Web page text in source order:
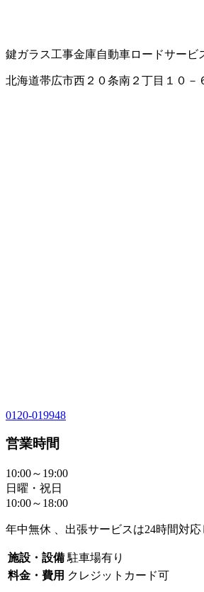
鍵ガラス工事金庫自動車ロードサービ
北海道帯広市西２０条南２丁目１０－
0120-019948
営業時間
10:00～19:00
日曜・祝日
10:00～18:00
年中無休 、出張サービスは24時間対応
施設・設備 駐車場有り
料金・費用 クレジットカード可